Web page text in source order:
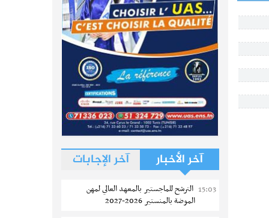
آخر الأخبار آخر الإجابات
15:03 الترشح للماجستير بالمعهد العالي لمهن
الموضة بالمنستير 2026-2027